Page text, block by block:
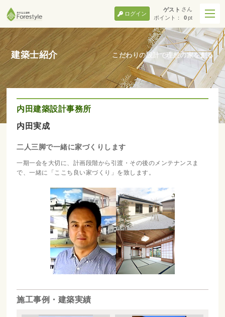
ゲスト さん
ポイント：
0pt
ログイン
建築士紹介 こだわりの設計で理想の家を創る
内田建築設計事務所
内田実成
二人三脚で一緒に家づくりします
一期一会を大切に、計画段階から引渡・その後のメンテナンスま
で、一緒に「ここち良い家づくり」を致します。
施工事例・建築実績